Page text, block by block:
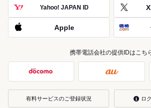
Yahoo! JAPAN ID
Apple
携帯電話会社の提供IDはこち
有料サービスのご登録状況 ロ